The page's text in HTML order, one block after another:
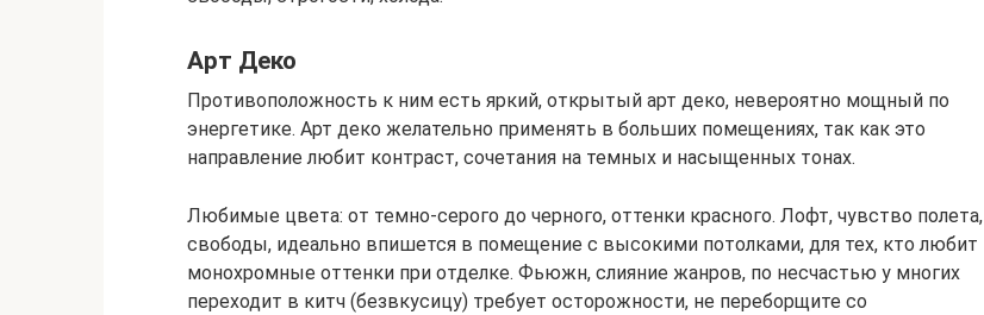
Арт Деко
Противоположность к ним есть яркий, открытый арт деко, невероятно мощный по
энергетике. Арт деко желательно применять в больших помещениях, так как это
направление любит контраст, сочетания на темных и насыщенных тонах.
Любимые цвета: от темно-серого до черного, оттенки красного. Лофт, чувство полета,
свободы, идеально впишется в помещение с высокими потолками, для тех, кто любит
монохромные оттенки при отделке. Фьюжн, слияние жанров, по несчастью у многих
переходит в китч (безвкусицу) требует осторожности, не переборщите со